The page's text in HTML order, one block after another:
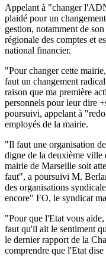
Appelant à "changer
plaidé pour un
gestion, notamment de
régionale des comptes et
national financier.
"Pour changer cette
faut un changement
raison que ma première
personnels pour leur dire
poursuivi, appelant à
employés de la mairie.
"Il faut une organisation
digne de la deuxième ville
mairie de Marseille soit
faut", a poursuivi M.
des organisations
encore" FO, le syndicat
"Pour que l'Etat vous
faut qu'il ait le sentiment
le dernier rapport de la
comprendre que l'Etat